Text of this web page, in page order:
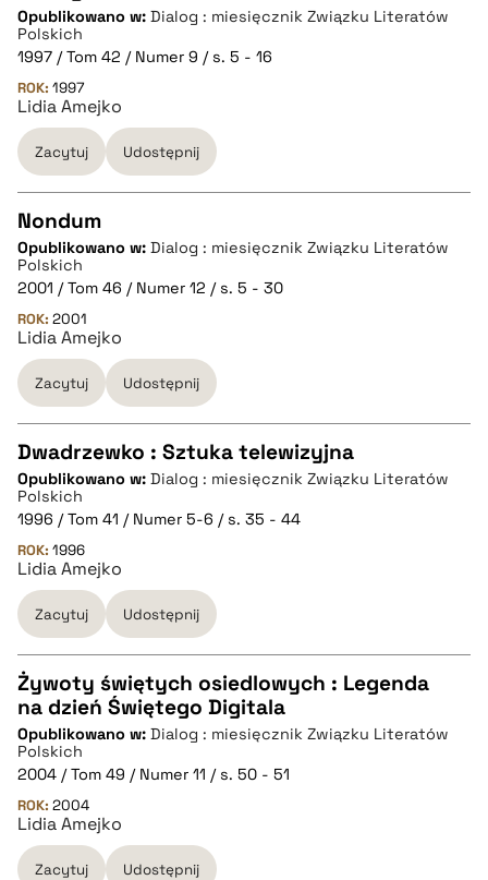
CZYSTY TEKST
pobierz cytat
BIBTEX
pobierz cytat
Opublikowano w: Dialog : miesięcznik Związku Literatów
Polskich
1997 / Tom 42 / Numer 9 / s. 5 - 16
ROK: 1997
Lidia Amejko
Zacytuj Udostępnij
CZYSTY TEKST
pobierz cytat
BIBTEX
pobierz cytat
Nondum
Opublikowano w: Dialog : miesięcznik Związku Literatów
Polskich
2001 / Tom 46 / Numer 12 / s. 5 - 30
ROK: 2001
Lidia Amejko
Zacytuj Udostępnij
CZYSTY TEKST
pobierz cytat
BIBTEX
pobierz cytat
Dwadrzewko : Sztuka telewizyjna
Opublikowano w: Dialog : miesięcznik Związku Literatów
Polskich
1996 / Tom 41 / Numer 5-6 / s. 35 - 44
ROK: 1996
Lidia Amejko
Zacytuj Udostępnij
CZYSTY TEKST
pobierz cytat
BIBTEX
Żywoty świętych osiedlowych : Legenda
na dzień Świętego Digitala
Opublikowano w: Dialog : miesięcznik Związku Literatów
Polskich
2004 / Tom 49 / Numer 11 / s. 50 - 51
ROK: 2004
Lidia Amejko
Zacytuj Udostępnij